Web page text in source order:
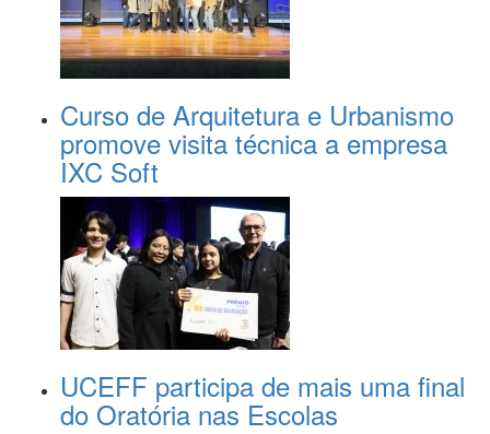
Curso de Arquitetura e Urbanismo
promove visita técnica a empresa
IXC Soft
UCEFF participa de mais uma final
do Oratória nas Escolas